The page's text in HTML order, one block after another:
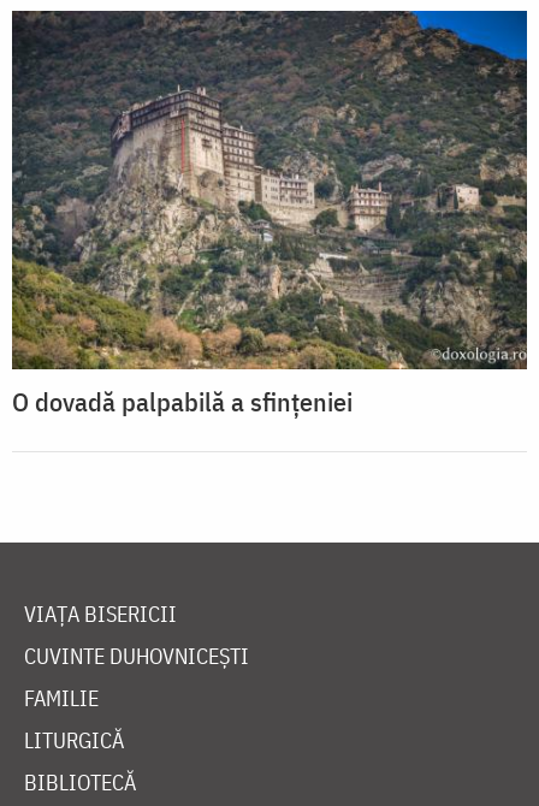
O dovadă palpabilă a sfințeniei
VIAȚA BISERICII
CUVINTE DUHOVNICEȘTI
FAMILIE
LITURGICĂ
BIBLIOTECĂ